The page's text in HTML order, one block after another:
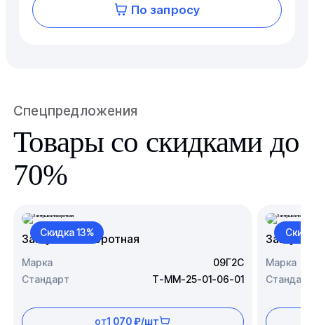
По запросу
Спецпредложения
Товары со скидками до
70%
Скидка 13%
Заглушка поворотная
Марка
09Г2С
Стандарт
Т-ММ-25-01-06-01
от1 070 ₽/шт
Марка
Стандарт